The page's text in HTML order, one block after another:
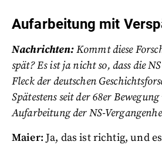
Aufarbeitung mit
Nachrichten:Kommt diese
spät? Es ist ja nicht so, dass die
Fleck der deutschen
Spätestens seit der 68er
Aufarbeitung der NS-
Maier: Ja, das ist richtig, und